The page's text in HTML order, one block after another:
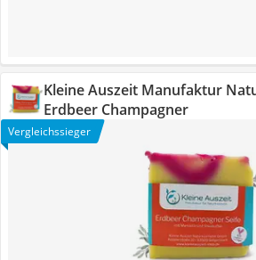
Kleine Auszeit Manufaktur
Erdbeer Champagner
Vergleichssieger